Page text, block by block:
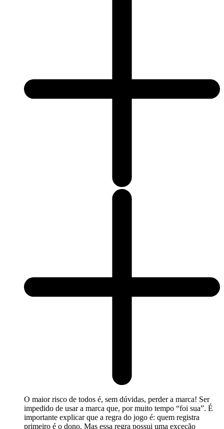
O maior risco de todos é, sem dúvidas, perder a marca! Ser
impedido de usar a marca que, por muito tempo “foi sua”. É
importante explicar que a regra do jogo é: quem registra
primeiro é o dono. Mas essa regra possui uma exceção